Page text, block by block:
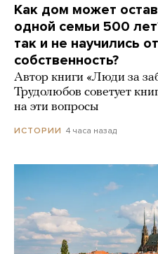
Как дом может
одной семьи 500
так и не научились
собственность?
Автор книги «Люди за
Трудолюбов советует
на эти вопросы
ИСТОРИИ 4 часа назад